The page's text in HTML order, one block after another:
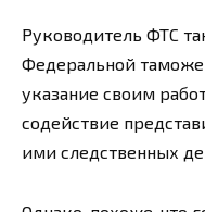
Руководитель ФТС
Федеральной
указание своим
содействие
ими следственных